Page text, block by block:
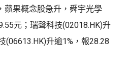
蘋果概念股急升，舜宇光學
元；瑞聲科技(02018.HK)升
(06613.HK)升逾1%，報28.28